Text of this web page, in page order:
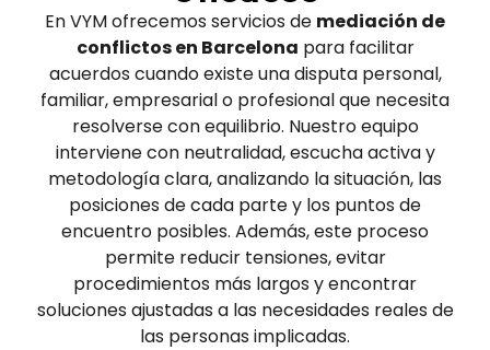
En VYM ofrecemos servicios de mediación de
conflictos en Barcelona para facilitar
acuerdos cuando existe una disputa personal,
familiar, empresarial o profesional que necesita
resolverse con equilibrio. Nuestro equipo
interviene con neutralidad, escucha activa y
metodología clara, analizando la situación, las
posiciones de cada parte y los puntos de
encuentro posibles. Además, este proceso
permite reducir tensiones, evitar
procedimientos más largos y encontrar
soluciones ajustadas a las necesidades reales de
las personas implicadas.